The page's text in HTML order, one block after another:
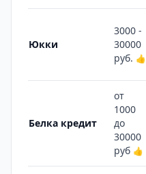
Юкки
3000 -
30000
руб. 👍
Белка кредит
от
1000
до
30000
руб 👍